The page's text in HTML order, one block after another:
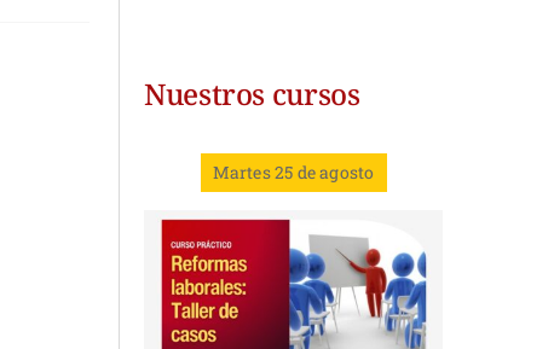
Nuestros cursos
Martes 25 de agosto